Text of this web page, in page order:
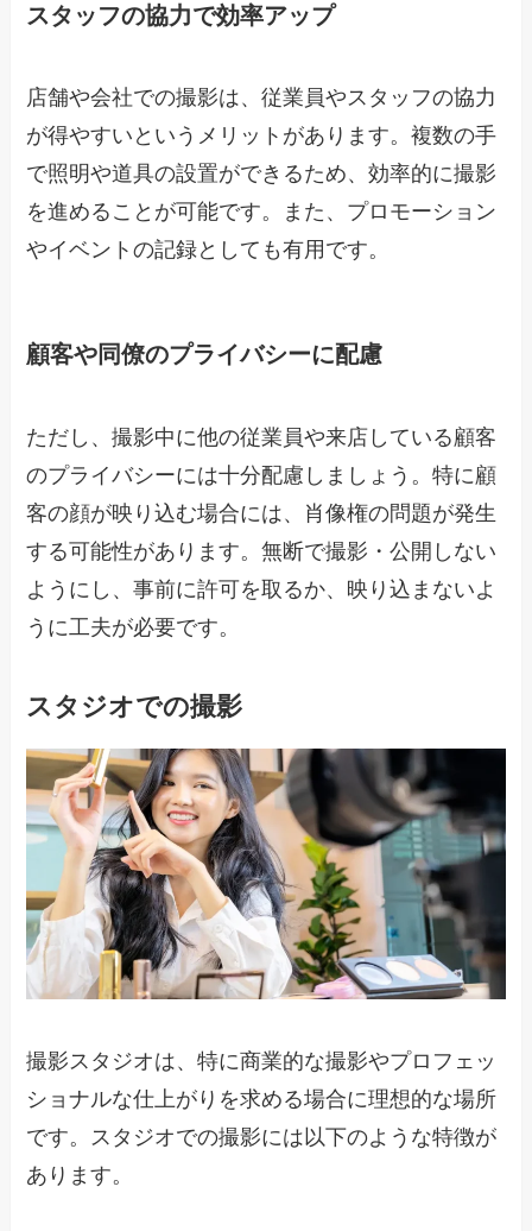
スタッフの協力で効率アップ
店舗や会社での撮影は、従業員やスタッフの協力
が得やすいというメリットがあります。複数の手
で照明や道具の設置ができるため、効率的に撮影
を進めることが可能です。また、プロモーション
やイベントの記録としても有用です。
顧客や同僚のプライバシーに配慮
ただし、撮影中に他の従業員や来店している顧客
のプライバシーには十分配慮しましょう。特に顧
客の顔が映り込む場合には、肖像権の問題が発生
する可能性があります。無断で撮影・公開しない
ようにし、事前に許可を取るか、映り込まないよ
うに工夫が必要です。
スタジオでの撮影
撮影スタジオは、特に商業的な撮影やプロフェッ
ショナルな仕上がりを求める場合に理想的な場所
です。スタジオでの撮影には以下のような特徴が
あります。